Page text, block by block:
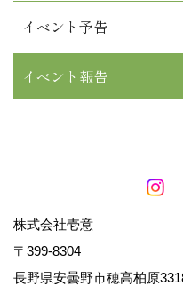
イベント予告
イベント報告
株式会社壱意
〒399-8304
長野県安曇野市穂高柏原